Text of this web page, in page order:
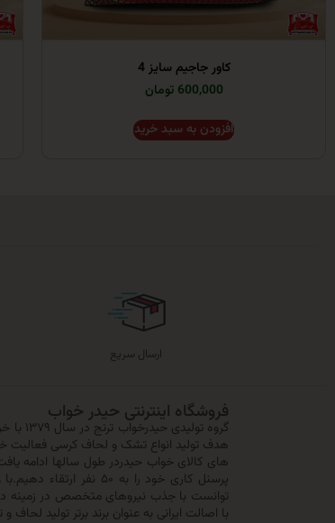
کاور جاجیم سایز 4
600,000 تومان
افزودن به سبد خرید
ارسال سریع
فروشگاه اینترنتی حیدر خواب
هدف تولید انواع تشک و لحاف کرسی فعالیت
های کالای خواب حیدردر طول سالها ادامه
پرسنل کاری خود را به
توانست با جذب نیروهای متخصص در زمینه
با اصالت ایرانی به عنوان برند برتر تولید